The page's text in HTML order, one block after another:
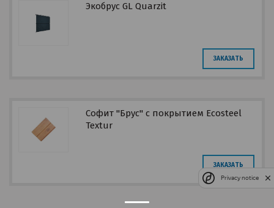
Экобрус GL Quarzit
ЗАКАЗАТЬ
Софит "Брус" с покрытием Ecosteel
Textur
ЗАКАЗАТЬ
Privacy notice